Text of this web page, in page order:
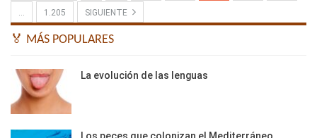
… 1.205 SIGUIENTE
🏅 MÁS POPULARES
La evolución de las lenguas
Los peces que colonizan el Mediterráneo